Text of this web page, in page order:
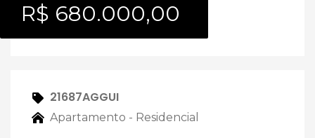
R$ 680.000,00
21687AGGUI
Apartamento - Residencial